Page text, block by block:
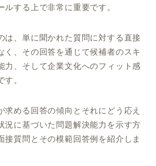
ルする上で非常に重要です。
は、単に聞かれた質問に対する直接
く、その回答を通じて候補者のスキ
力、そして企業文化へのフィット感
。
求める回答の傾向とそれにどう応え
況に基づいた問題解決能力を示す方
接質問とその模範回答例を紹介しま